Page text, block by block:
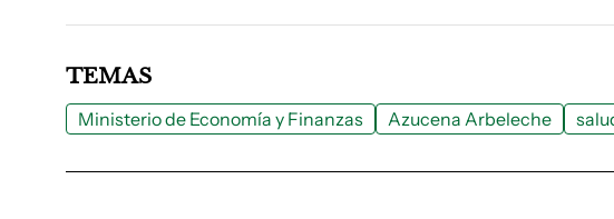
TEMAS
Ministerio de Economía y Finanzas Azucena Arbeleche